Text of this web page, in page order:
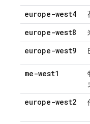
europe-west4
europe-west8
europe-west9
me-west1
europe-west2